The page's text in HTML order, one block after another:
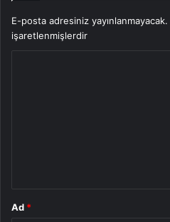
E-posta adresiniz yayınlanmayacak.
işaretlenmişlerdir
Ad *